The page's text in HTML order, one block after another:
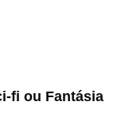
fi ou Fantásia